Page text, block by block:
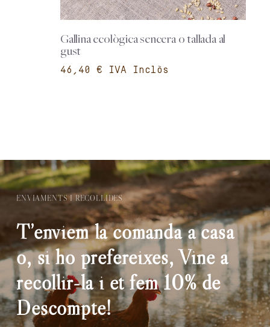
Gallina ecològica sencera o tallada al
gust
€
ENVIAMENTS I RECOLLIDES
T’enviem la comanda a casa
o, si ho prefereixes, Vine a
recollir-la i et fem 10% de
Descompte!